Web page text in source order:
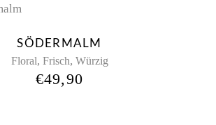
SÖDERMALM
Floral, Frisch, Würzig
€49,90